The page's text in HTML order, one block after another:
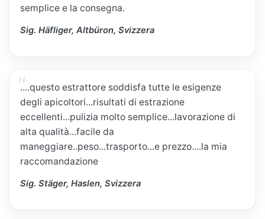
semplice e la consegna.
Sig. Häfliger, Altbüron, Svizzera
....questo estrattore soddisfa tutte le esigenze
degli apicoltori...risultati di estrazione
eccellenti...pulizia molto semplice...lavorazione di
alta qualità...facile da
maneggiare..peso...trasporto...e prezzo....la mia
raccomandazione
Sig. Stäger, Haslen, Svizzera